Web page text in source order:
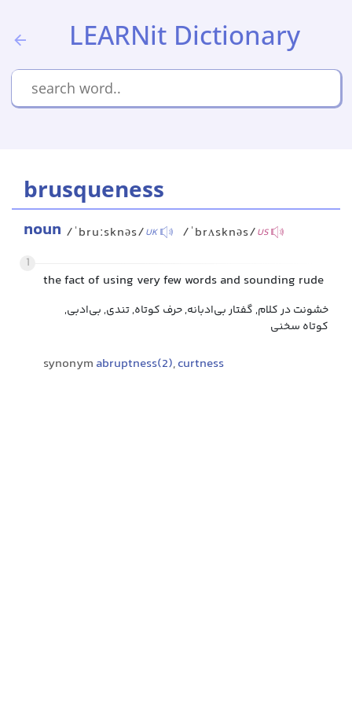
LEARNit Dictionary
brusqueness
noun /ˈbruːsknəs/UK /ˈbrʌsknəs/US
1
the fact of using very few words and sounding rude
خشونت در کلام, گفتار بی‌ادبانه, حرف کوتاه, تندی, بی‌ادبی,
کوتاه سخنی
synonym abruptness(2),curtness